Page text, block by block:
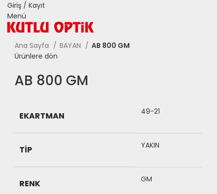
Giriş / Kayıt
Menü
Büyütmek için tıklayın
Ana Sayfa BAYAN
AB 800 GM
Ürünlere dön
AB 800 GM
EKARTMAN 49-21
TIP YAKIN
RENK GM